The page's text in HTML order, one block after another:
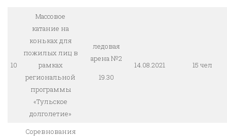
10
Массовое
катание на
коньках для
пожилых лиц в
рамках
региональной
программы
«Тульское
долголетие»
ледовая
арена №2
19.30
14.08.2021 15 чел
Соревнования